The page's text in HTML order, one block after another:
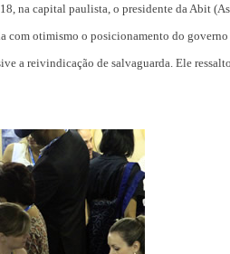
na capital paulista, o presidente da Abit
com otimismo o posicionamento do
a reivindicação de salvaguarda. Ele